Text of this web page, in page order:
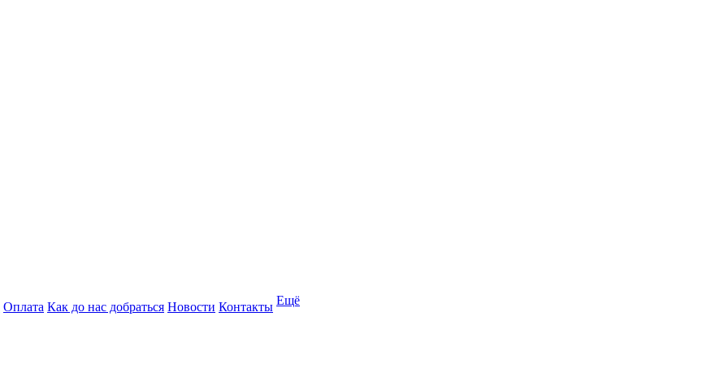
Оплата Как до нас добраться Новости Контакты Ещё